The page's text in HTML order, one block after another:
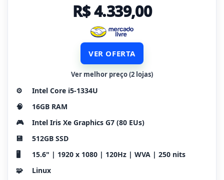
R$ 4.339,00
VER OFERTA
Ver melhor preço (2 lojas)
⚙️
Intel Core i5-1334U
🧠
16GB RAM
🎮
Intel Iris Xe Graphics G7 (80 EUs)
💾
512GB SSD
🖥️
15.6" | 1920 x 1080 | 120Hz | WVA | 250 nits
🧩
Linux